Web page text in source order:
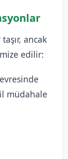
ancak
edilir:
müdahale